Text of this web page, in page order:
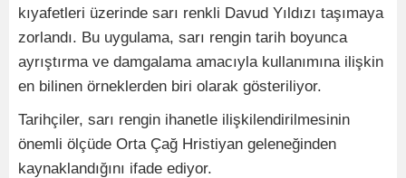
kıyafetleri üzerinde sarı renkli Davud Yıldızı taşımaya
zorlandı. Bu uygulama, sarı rengin tarih boyunca
ayrıştırma ve damgalama amacıyla kullanımına ilişkin
en bilinen örneklerden biri olarak gösteriliyor.
Tarihçiler, sarı rengin ihanetle ilişkilendirilmesinin
önemli ölçüde Orta Çağ Hristiyan geleneğinden
kaynaklandığını ifade ediyor.